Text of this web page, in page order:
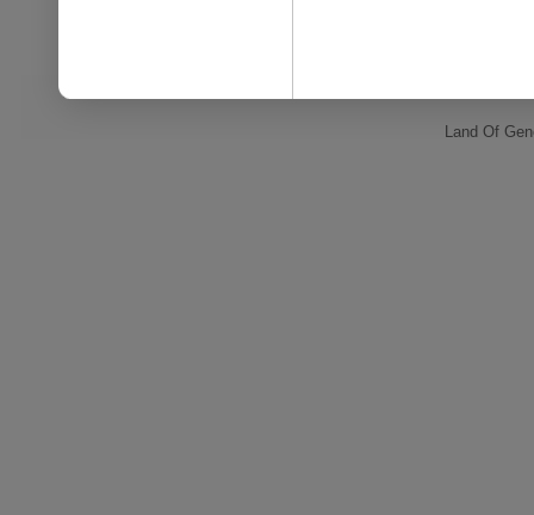
Land Of